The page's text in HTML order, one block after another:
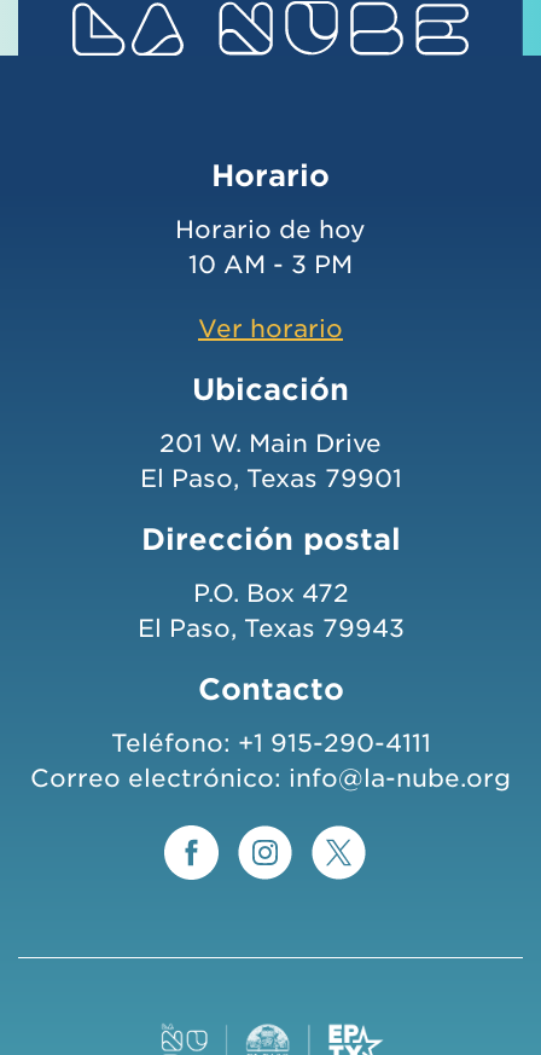
Horario
Horario de hoy
10 AM - 3 PM
Ver horario
Ubicación
201 W. Main Drive
El Paso, Texas 79901
Dirección postal
P.O. Box 472
El Paso, Texas 79943
Contacto
Teléfono: +1 915-290-4111
Correo electrónico: info@la-nube.org